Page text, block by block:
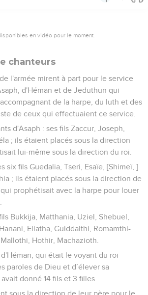
en vidéo pour le moment.
chanteurs
l'armée mirent à part pour le service
d'Héman et de Jeduthun qui
de la harpe, du luth et des
de ceux qui effectuaient ce service.
d'Asaph : ses fils Zaccur, Joseph,
; ils étaient placés sous la direction
lui-même sous la direction du roi.
six fils Guedalia, Tseri, Esaïe, [Shimeï, ]
; ils étaient placés sous la direction de
prophétisait avec la harpe pour louer
Bukkija, Matthania, Uziel, Shebuel,
Eliatha, Guiddalthi, Romamthi-
Hothir, Machazioth.
qui était le voyant du roi
paroles de Dieu et d’élever sa
donné 14 fils et 3 filles.
sous la direction de leur père pour le